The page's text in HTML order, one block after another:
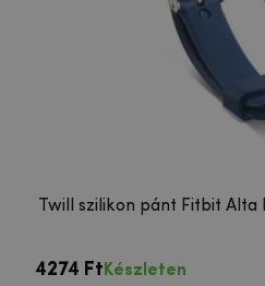
Twill szilikon pánt Fitbit
4274 Ft Készleten